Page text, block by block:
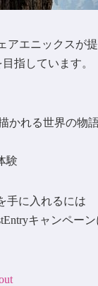
アエニックスが
指しています。
かれる世界の物
験
手に入れるには
キャンペー